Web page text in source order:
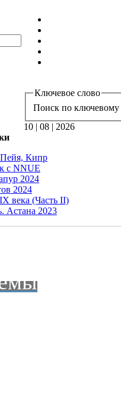
Ключевое слово
Поиск по ключевому
10 | 08 | 2026
Пейя, Кипр
с NNUE
2024
2024
века (Часть II)
Астана 2023